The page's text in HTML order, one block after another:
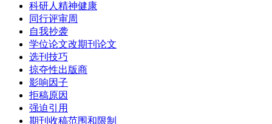
科研人精神健康
同行评审周
自我抄袭
学位论文改期刊论文
选刊技巧
掠夺性出版商
影响因子
拒稿原因
强迫引用
期刊收稿范围和限制